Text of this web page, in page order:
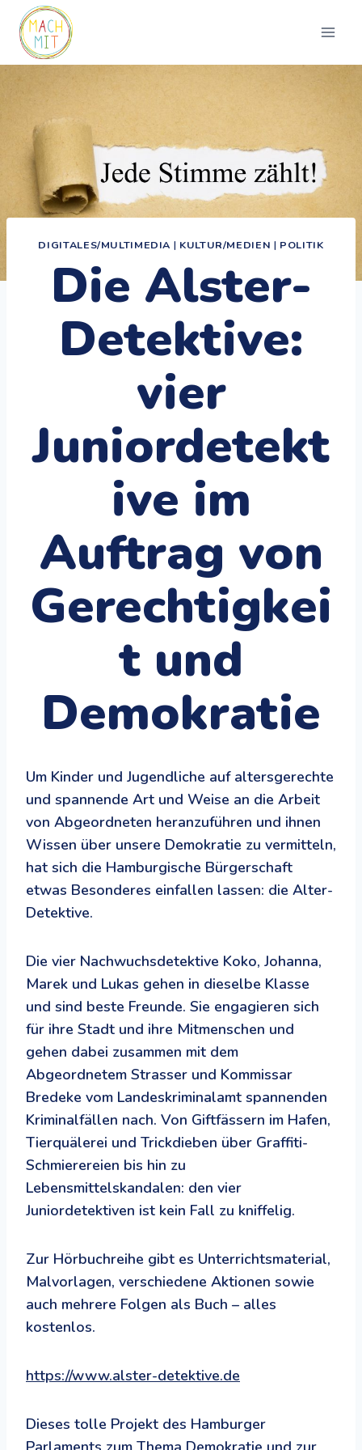
Zum
Inhalt
springen
DIGITALES/MULTIMEDIA | KULTUR/MEDIEN | POLITIK
Die Alster-
Detektive:
vier
Juniordetekt
ive im
Auftrag von
Gerechtigkei
t und
Demokratie
Um Kinder und Jugendliche auf altersgerechte
und spannende Art und Weise an die Arbeit
von Abgeordneten heranzuführen und ihnen
Wissen über unsere Demokratie zu vermitteln,
hat sich die Hamburgische Bürgerschaft
etwas Besonderes einfallen lassen: die Alter-
Detektive.
Die vier Nachwuchsdetektive Koko, Johanna,
Marek und Lukas gehen in dieselbe Klasse
und sind beste Freunde. Sie engagieren sich
für ihre Stadt und ihre Mitmenschen und
gehen dabei zusammen mit dem
Abgeordnetem Strasser und Kommissar
Bredeke vom Landeskriminalamt spannenden
Kriminalfällen nach. Von Giftfässern im Hafen,
Tierquälerei und Trickdieben über Graffiti-
Schmierereien bis hin zu
Lebensmittelskandalen: den vier
Juniordetektiven ist kein Fall zu kniffelig.
Zur Hörbuchreihe gibt es Unterrichtsmaterial,
Malvorlagen, verschiedene Aktionen sowie
auch mehrere Folgen als Buch – alles
kostenlos.
https://www.alster-detektive.de
Dieses tolle Projekt des Hamburger